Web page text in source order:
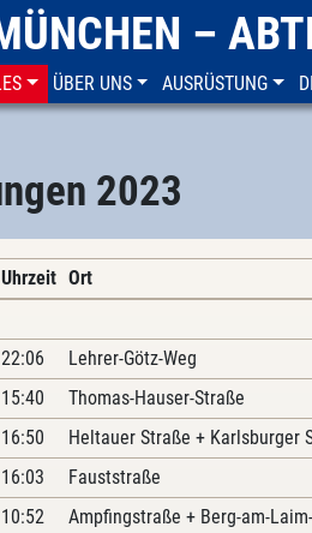
–
ÜBER UNS AUSRÜSTUNG
2023
Uhrzeit Ort
22:06 Lehrer-Götz-Weg
15:40 Thomas-Hauser-Straße
16:50 Heltauer Straße + Karlsburger
16:03 Fauststraße
10:52 Ampfingstraße + Berg-am-